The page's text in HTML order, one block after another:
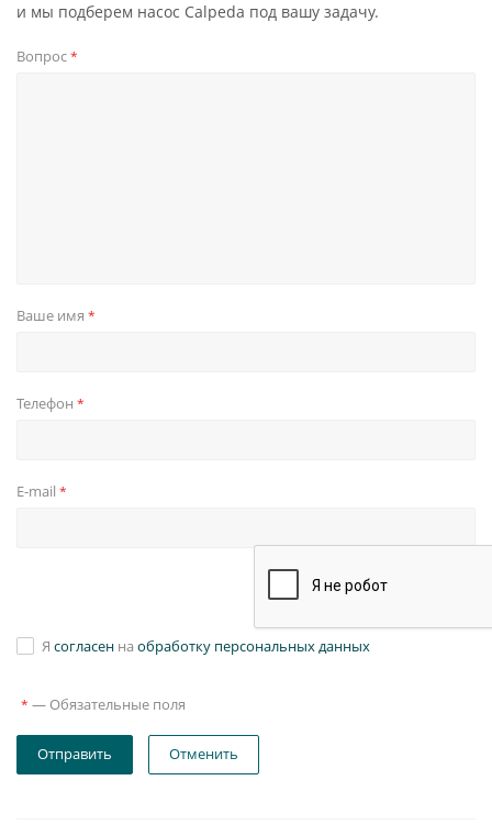
и мы подберем насос Calpeda под вашу задачу.
Вопрос*
Ваше имя *
Телефон *
E-mail *
Я согласен на обработку персональных данных
* — Обязательные поля
Отправить Отменить